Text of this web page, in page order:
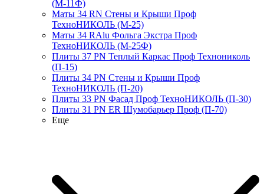
(М-11Ф)
Маты 34 RN Стены и Крыши Проф
ТехноНИКОЛЬ (М-25)
Маты 34 RAlu Фольга Экстра Проф
ТехноНИКОЛЬ (М-25Ф)
Плиты 37 PN Теплый Каркас Проф Технониколь
(П-15)
Плиты 34 PN Стены и Крыши Проф
ТехноНИКОЛЬ (П-20)
Плиты 33 PN Фасад Проф ТехноНИКОЛЬ (П-30)
Плиты 31 PN ER Шумобарьер Проф (П-70)
Еще